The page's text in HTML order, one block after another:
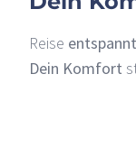
Reise
Dein Komfort